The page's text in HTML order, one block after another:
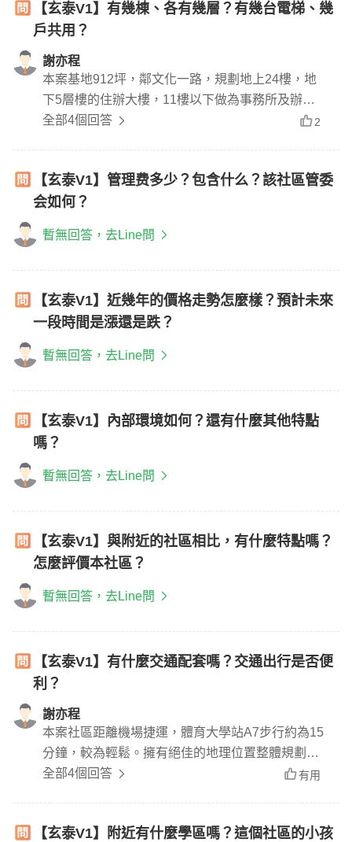
【玄泰V1】有幾棟、各有幾層？有幾台電梯、幾
戶共用？
謝亦程
本案基地912坪，鄰文化一路，規劃地上24樓，地
下5層樓的住辦大樓，11樓以下做為事務所及辦公
室使用，規劃125戶一般事務所及8個店面；12樓以
部分分為A/B兩區，各規劃2部電梯，12-17層一層6
戶，18樓以上則為一層5戶。
全部4個回答 2
【玄泰V1】管理费多少？包含什么？該社區管委
会如何？
暫無回答，去Line問
【玄泰V1】近幾年的價格走勢怎麼樣？預計未來
一段時間是漲還是跌？
暫無回答，去Line問
【玄泰V1】內部環境如何？還有什麼其他特點
嗎？
暫無回答，去Line問
【玄泰V1】與附近的社區相比，有什麼特點嗎？
怎麼評價本社區？
暫無回答，去Line問
【玄泰V1】有什麼交通配套嗎？交通出行是否便
利？
謝亦程
本案社區距離機場捷運，體育大學站A7步行約為15
分鐘，較為輕鬆。擁有絕佳的地理位置整體規劃用
心。
全部4個回答 有用
【玄泰V1】附近有什麼學區嗎？這個社區的小孩